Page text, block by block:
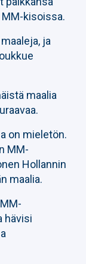
kisoissa.
ja
maalia
on mieletön.
MM-
Hollannin
maalia.
hävisi